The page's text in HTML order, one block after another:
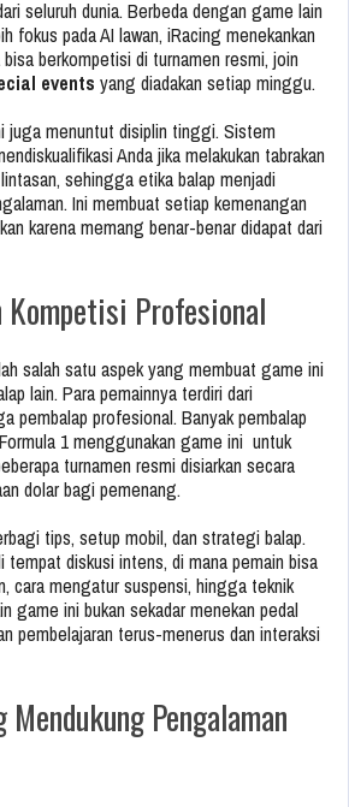
seluruh dunia. Berbeda dengan game lain
fokus pada AI lawan, iRacing menekankan
berkompetisi di turnamen resmi, join
events yang diadakan setiap minggu.
juga menuntut disiplin tinggi. Sistem
Anda jika melakukan tabrakan
sehingga etika balap menjadi
Ini membuat setiap kemenangan
karena memang benar-benar didapat dari
Kompetisi Profesional
salah satu aspek yang membuat game ini
lain. Para pemainnya terdiri dari
pembalap profesional. Banyak pembalap
1 menggunakan game ini untuk
turnamen resmi disiarkan secara
dolar bagi pemenang.
tips, setup mobil, dan strategi balap.
tempat diskusi intens, di mana pemain bisa
cara mengatur suspensi, hingga teknik
game ini bukan sekadar menekan pedal
pembelajaran terus-menerus dan interaksi
Pengalaman